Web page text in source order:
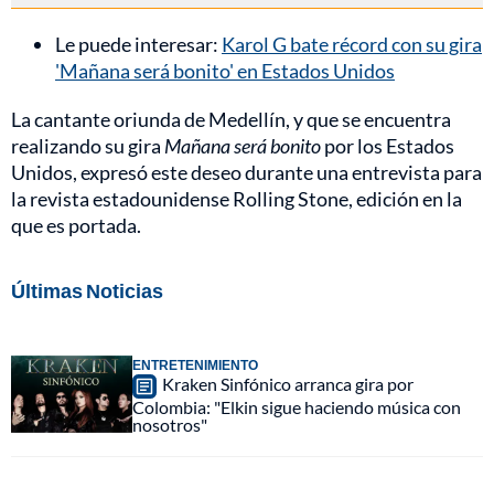
Le puede interesar: Karol G bate récord con su gira
'Mañana será bonito' en Estados Unidos
La cantante oriunda de Medellín, y que se encuentra
realizando su gira Mañana será bonitopor los Estados
Unidos, expresó este deseo durante una entrevista para
la revista estadounidense Rolling Stone, edición en la
que es portada.
Últimas Noticias
ENTRETENIMIENTO
Kraken Sinfónico arranca gira por
Colombia: "Elkin sigue haciendo música con
nosotros"